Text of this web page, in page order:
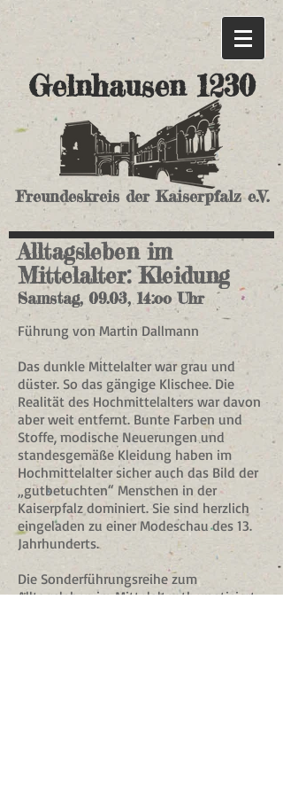
Gelnhausen 1230
Freundeskreis der Kaiserpfalz e.V.
Alltagsleben im
Mittelalter: Kleidung
Samstag, 09.03, 14:oo Uhr
Führung von Martin Dallmann
Das dunkle Mittelalter war grau und
düster. So das gängige Klischee. Die
Realität des Hochmittelalters war davon
aber weit entfernt. Bunte Farben und
Stoffe, modische Neuerungen und
standesgemäße Kleidung haben im
Hochmittelalter sicher auch das Bild der
„gutbetuchten“ Menschen in der
Kaiserpfalz dominiert. Sie sind herzlich
eingeladen zu einer Modeschau des 13.
Jahrhunderts.
Die Sonderführungsreihe zum
Alltagsleben im Mittelalter thematisiert